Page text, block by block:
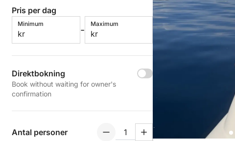
Pris per dag
Minimum
kr -
Maximum
kr
Direktbokning
Book without waiting for owner's
confirmation
Antal personer